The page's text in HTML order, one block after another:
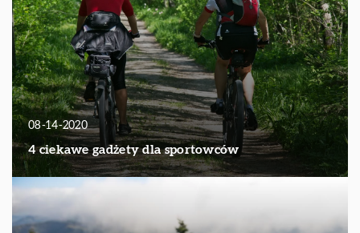
08-14-2020
4 ciekawe gadżety dla sportowców